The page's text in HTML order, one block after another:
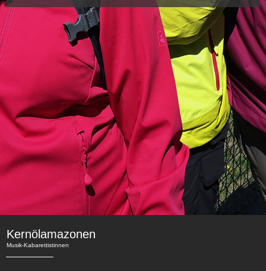
Kernölamazonen
Musik-Kabarettistinnen